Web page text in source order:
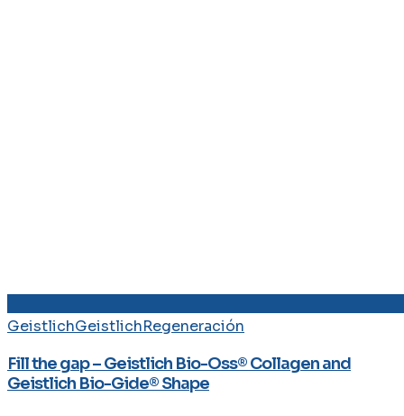
GeistlichGeistlichRegeneración
Fill the gap – Geistlich Bio-Oss® Collagen and
Geistlich Bio-Gide® Shape